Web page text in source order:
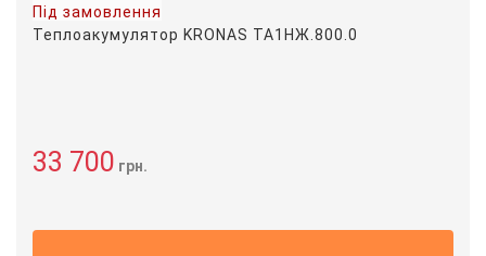
Під замовлення
Теплоакумулятор KRONAS ТА1НЖ.800.0
33 700 грн.